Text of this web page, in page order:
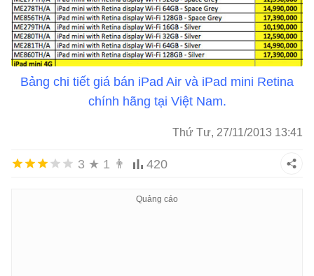
Bảng chi tiết giá bán iPad Air và iPad mini Retina
chính hãng tại Việt Nam.
Thứ Tư, 27/11/2013 13:41
3 ★ 1 👨 420